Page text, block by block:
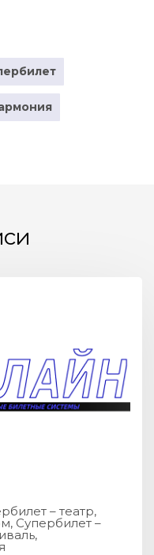
– театр,
, Супербилет –
,